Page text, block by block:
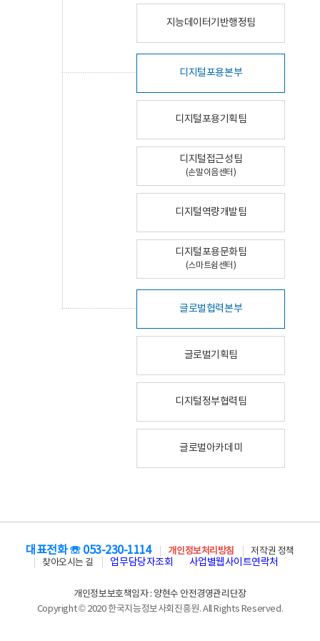
지능데이터기반행정팀
디지털포용본부
디지털포용기획팀
디지털접근성팀
(손말이음센터)
디지털역량개발팀
디지털포용문화팀
(스마트쉼센터)
글로벌협력본부
글로벌기획팀
디지털정부협력팀
글로벌아카데미
대표전화 ☏ 053-230-1114 개인정보처리방침
저작권 정책
찾아오시는 길
업무담당자조회 사업별웹사이트연락처
개인정보보호책임자 : 양현수 안전경영관리단장
Copyright © 2020 한국지능정보사회진흥원. All Rights Reserved.